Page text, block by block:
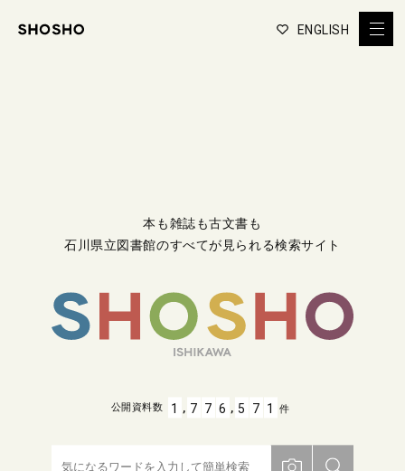
ENGLISH
本も雑誌も古文書も
石川県立図書館のすべてが見られる検索サイト
公開資料数 1 , 7 7 6 , 5 7 1 件